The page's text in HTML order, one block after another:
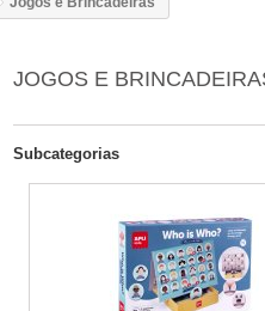
JOGOS E
Subcategorias